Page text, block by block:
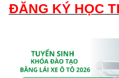
ĐĂNG KÝ HỌC